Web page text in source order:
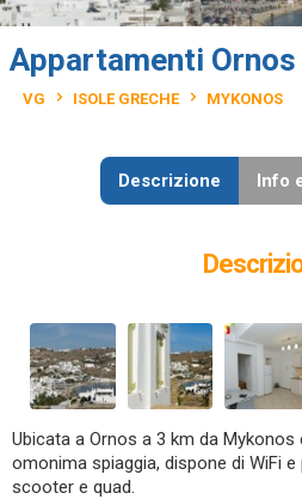
Appartamenti
VG ISOLE GRECHE MYKONOS
Descrizione Info
Ubicata a Ornos a 3 km da
omonima spiaggia, dispone di WiFi
scooter e quad.